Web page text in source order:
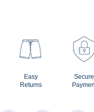
Easy
Returns
Secure